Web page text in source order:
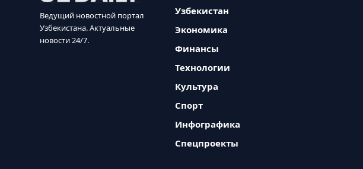
Ведущий новостной портал
Узбекистана. Актуальные
новости 24/7.
Узбекистан
Экономика
Финансы
Технологии
Культура
Спорт
Инфографика
Спецпроекты